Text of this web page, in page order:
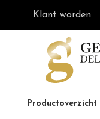
Klant worden
Productoverzicht